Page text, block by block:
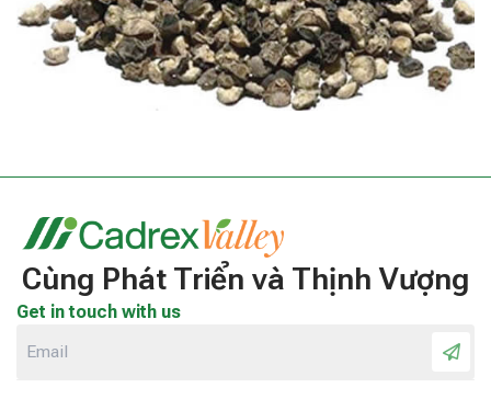
Cùng Phát Triển và Thịnh Vượng
Get in touch with us